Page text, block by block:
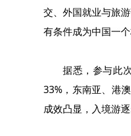
交、外国就业与旅
有条件成为中国一
据悉，参与此
33%，东南亚、港
成效凸显，入境游逐